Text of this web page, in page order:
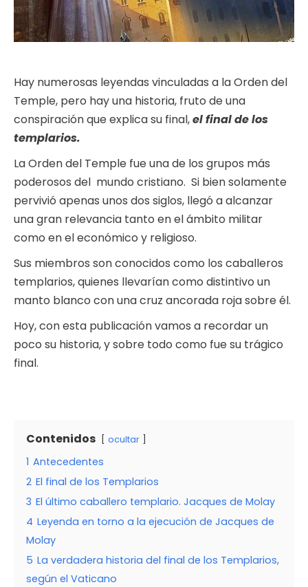
Hay numerosas leyendas vinculadas a la Orden del
Temple, pero hay una historia, fruto de una
conspiración que explica su final,el final de los
templarios.
La Orden del Temple fue una de los grupos más
poderosos del mundo cristiano. Si bien solamente
pervivió apenas unos dos siglos, llegó a alcanzar
una gran relevancia tanto en el ámbito militar
como en el económico y religioso.
Sus miembros son conocidos como los caballeros
templarios, quienes llevarían como distintivo un
manto blanco con una cruz ancorada roja sobre él.
Hoy, con esta publicación vamos a recordar un
poco su historia, y sobre todo como fue su trágico
final.
Contenidos ocultar
1 Antecedentes
2 El final de los Templarios
3 El último caballero templario. Jacques de Molay
4 Leyenda en torno a la ejecución de Jacques de
Molay
5 La verdadera historia del final de los Templarios,
según el Vaticano